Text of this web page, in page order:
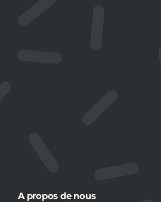
A propos de nous